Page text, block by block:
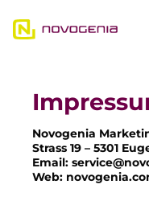
Zum Hauptinhalt
Novogenia
Strass 19 – 5301
Email:
Web: